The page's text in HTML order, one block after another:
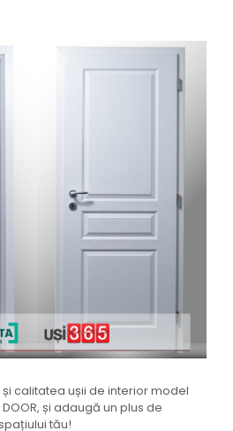
calitatea ușii de interior model
și adaugă un plus de
tău!